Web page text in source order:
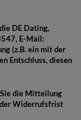
DE Dating,
E-Mail:
(z.B. ein mit der
Entschluss, diesen
die Mitteilung
Widerrufsfrist